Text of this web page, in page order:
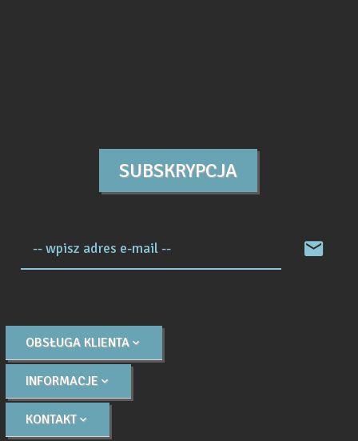
SUBSKRYPCJA
-- wpisz adres e-mail --
OBSŁUGA KLIENTA
INFORMACJE
KONTAKT